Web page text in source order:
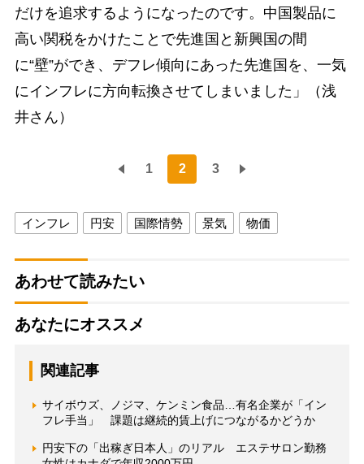
だけを追求するようになったのです。中国製品に
高い関税をかけたことで先進国と新興国の間
に“壁”ができ、デフレ傾向にあった先進国を、一気
にインフレに方向転換させてしまいました」（浅
井さん）
1 2 3
インフレ 円安 国際情勢 景気 物価
あわせて読みたい
あなたにオススメ
関連記事
サイボウズ、ノジマ、ケンミン食品…有名企業が「イン
フレ手当」 課題は継続的賃上げにつながるかどうか
円安下の「出稼ぎ日本人」のリアル エステサロン勤務